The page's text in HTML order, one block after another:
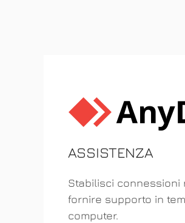
ASSISTENZA
Stabilisci connessioni
fornire supporto in
computer.